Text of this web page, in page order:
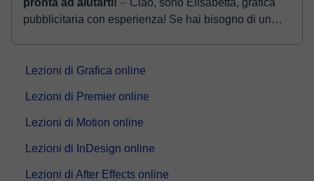
pronta ad aiutarti! ⏤ Ciao, sono Elisabetta, grafica
pubblicitaria con esperienza! Se hai bisogno di un
Lezioni di Grafica online
Lezioni di Premier online
Lezioni di Motion online
Lezioni di InDesign online
Lezioni di After Effects online